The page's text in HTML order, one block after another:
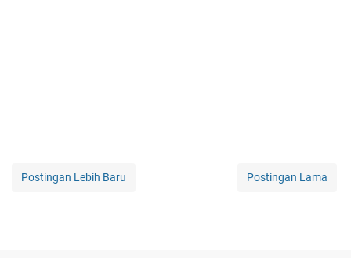
Postingan Lebih Baru Postingan Lama